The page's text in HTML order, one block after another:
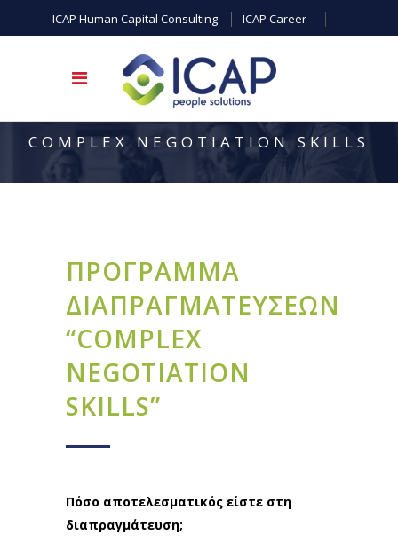
ICAP Human Capital Consulting ICAP Career
COMPLEX NEGOTIATION SKILLS
ΠΡΟΓΡΑΜΜΑ
ΔΙΑΠΡΑΓΜΑΤΕΥΣΕΩΝ
“COMPLEX
NEGOTIATION
SKILLS”
Πόσο αποτελεσματικός είστε στη
διαπραγμάτευση;